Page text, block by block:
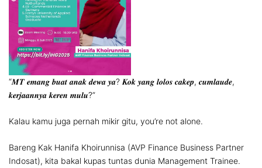
“𝑴𝑻 𝒆𝒎𝒂𝒏𝒈 𝒃𝒖𝒂𝒕 𝒂𝒏𝒂𝒌 𝒅𝒆𝒘𝒂 𝒚𝒂? 𝑲𝒐𝒌 𝒚𝒂𝒏𝒈 𝒍𝒐𝒍𝒐𝒔 𝒄𝒂𝒌𝒆𝒑, 𝒄𝒖𝒎𝒍𝒂𝒖𝒅𝒆,
𝒌𝒆𝒓𝒋𝒂𝒂𝒏𝒏𝒚𝒂 𝒌𝒆𝒓𝒆𝒏 𝒎𝒖𝒍𝒖?”
Kalau kamu juga pernah mikir gitu, you’re not alone.
Bareng Kak Hanifa Khoirunnisa (AVP Finance Business Partner
Indosat), kita bakal kupas tuntas dunia Management Trainee.